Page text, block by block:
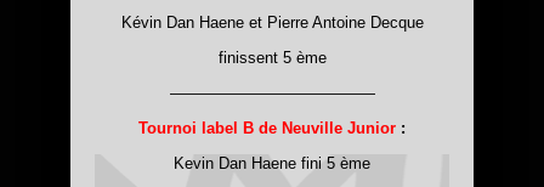
Kévin Dan Haene et Pierre Antoine Decque
finissent 5 ème
—————————————
Tournoi label B de Neuville Junior :
Kevin Dan Haene fini 5 ème